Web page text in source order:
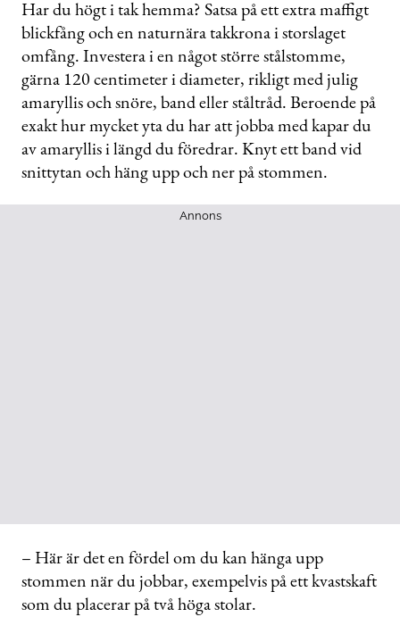
Har du högt i tak hemma? Satsa på ett extra maffigt
blickfång och en naturnära takkrona i storslaget
omfång. Investera i en något större stålstomme,
gärna 120 centimeter i diameter, rikligt med julig
amaryllis och snöre, band eller ståltråd. Beroende på
exakt hur mycket yta du har att jobba med kapar du
av amaryllis i längd du föredrar. Knyt ett band vid
snittytan och häng upp och ner på stommen.
Annons
– Här är det en fördel om du kan hänga upp
stommen när du jobbar, exempelvis på ett kvastskaft
som du placerar på två höga stolar.